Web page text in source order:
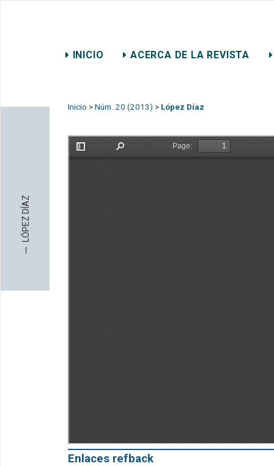
INICIO ACERCA DE LA REVISTA
─
LÓPEZ DÍAZ
Inicio > Núm. 20 (2013) > López Díaz
Enlaces refback